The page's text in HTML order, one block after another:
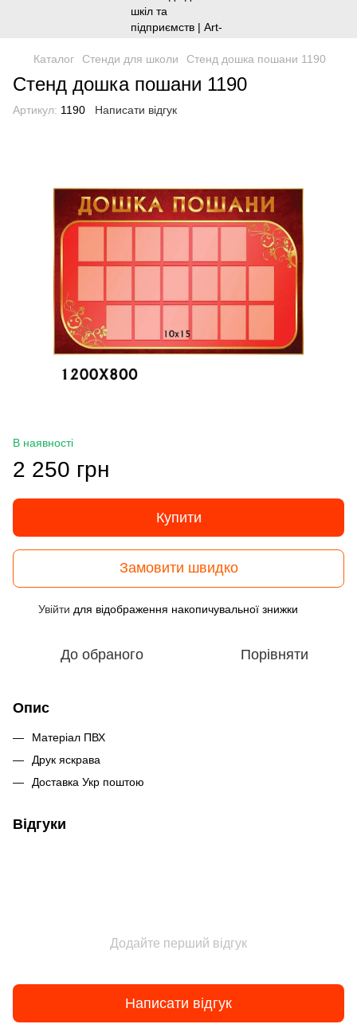
Каталог Стенди для школи Стенд дошка пошани 1190
Стенд дошка пошани 1190
Артикул: 1190 Написати відгук
В наявності
2 250 грн
Купити
Замовити швидко
Увійти для відображення накопичувальної знижки
До обраного Порівняти
Опис
Матеріал ПВХ
Друк яскрава
Доставка Укр поштою
Відгуки
Додайте перший відгук
Написати відгук